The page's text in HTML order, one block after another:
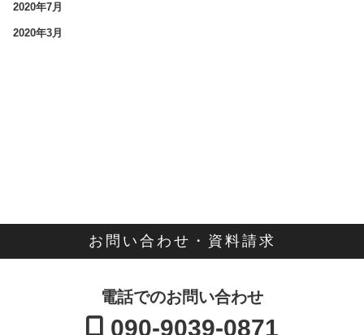
2020年7月
2020年3月
お問い合わせ・資料請求
電話でのお問い合わせ
090-9039-0871